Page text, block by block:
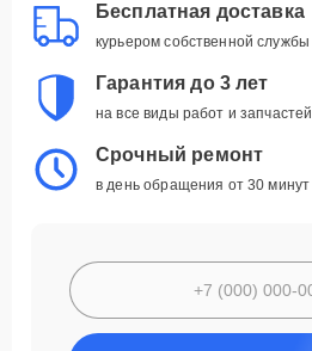
Бесплатная доставка
курьером собственной службы
Гарантия до 3 лет
на все виды работ и запчастей
Срочный ремонт
в день обращения от 30 минут